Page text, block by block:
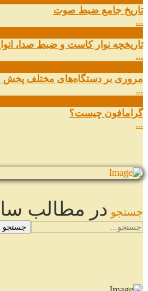
تاریخ جامع ضبط صوت
...
تاریخچه نوار کاست و ضبط صدا،
...
مروری بر دستگاه‌های مختلف پخش
...
گرامافون چیست؟
...
جستجو در مطالب
جستجو